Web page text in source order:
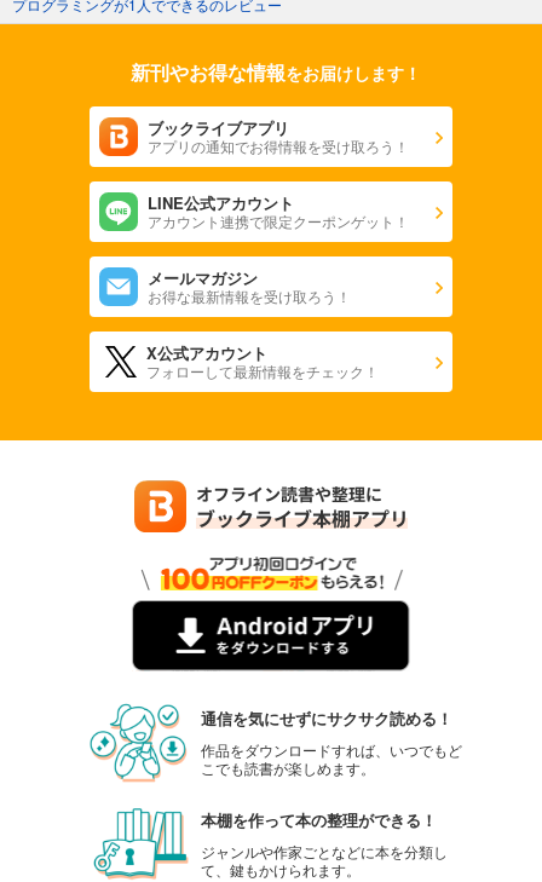
プログラミングが1人でできるのレビュー
新刊やお得な情報をお届けします！
ブックライブアプリ
アプリの通知でお得情報を受け取ろう！
LINE公式アカウント
アカウント連携で限定クーポンゲット！
メールマガジン
お得な最新情報を受け取ろう！
X公式アカウント
フォローして最新情報をチェック！
通信を気にせずにサクサク読める！
作品をダウンロードすれば、いつでもど
こでも読書が楽しめます。
本棚を作って本の整理ができる！
ジャンルや作家ごとなどに本を分類し
て、鍵もかけられます。